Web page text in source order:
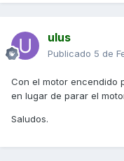
ulus
Publicado 5 de
Con el motor encendido
en lugar de parar el
Saludos.